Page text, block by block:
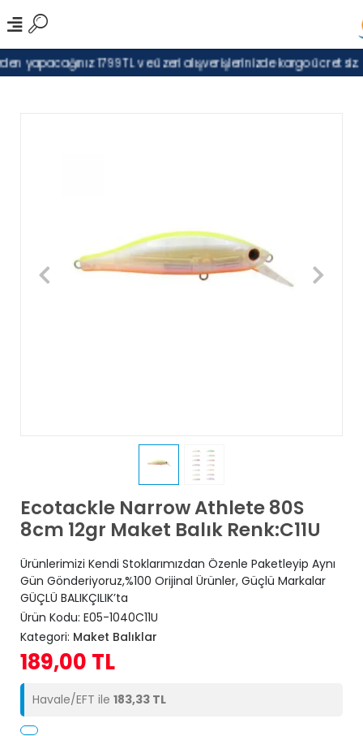
yapacağınız 1799TL ve üzeri alışverişlerinizde kargo ücretsiz.
Ecotackle Narrow Athlete 80S
8cm 12gr Maket Balık Renk:C11U
Ürünlerimizi Kendi Stoklarımızdan Özenle Paketleyip Aynı
Gün Gönderiyoruz,%100 Orijinal Ürünler, Güçlü Markalar
GÜÇLÜ BALIKÇILIK’ta
Ürün Kodu: E05-1040C11U
Kategori: Maket Balıklar
189,00 TL
Havale/EFT ile 183,33 TL